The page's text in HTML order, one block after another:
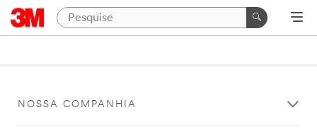
NOSSA COMPANHIA